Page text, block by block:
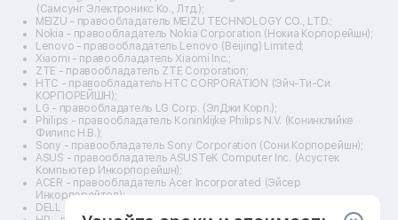
Ремонт сушилок для рук
Ремонт дальномеров
Ремонт снегоуборщиков
(Самсунг Электроникс Ко., Лтд.);
MEIZU - правообладатель MEIZU TECHNOLOGY CO., LTD.;
Nokia - правообладатель Nokia Corporation (Нокиа Корпорейшн);
Lenovo - правообладатель Lenovo (Beijing) Limited;
Xiaomi - правообладатель Xiaomi Inc.;
ZTE - правообладатель ZTE Corporation;
HTC - правообладатель HTC CORPORATION (Эйч-Ти-Си
КОРПОРЕЙШН);
LG - правообладатель LG Corp. (ЭлДжи Корп.);
Philips - правообладатель Koninklijke Philips N.V. (Конинклийке
Филипс Н.В.);
Sony - правообладатель Sony Corporation (Сони Корпорейшн);
ASUS - правообладатель ASUSTeK Computer Inc. (Асустек
Компьютер Инкорпорейшн);
ACER - правообладатель Acer Incorporated (Эйсер
Инкорпорейтед);
DELL - правообладатель Dell Inc.(Делл Инк.);